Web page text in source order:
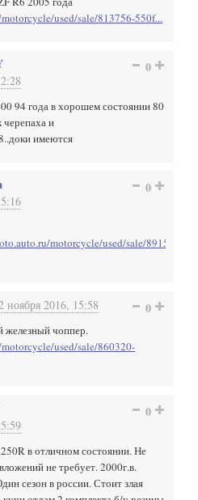
used/sale/813756-550f...
0
94 года в хорошем состоянии 80
и
имеются
0
motorcycle/used/sale/891594-
ноября 2016, 15:58 0
железный чоппер.
used/sale/860320-
0
в отличном состоянии. Не
не требует. 2000г.в.
сезон в россии. Стоит злая